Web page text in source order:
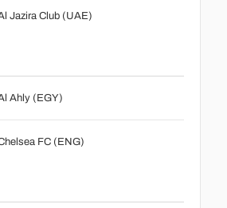
Jazira Club (UAE)
Ahly (EGY)
FC (ENG)